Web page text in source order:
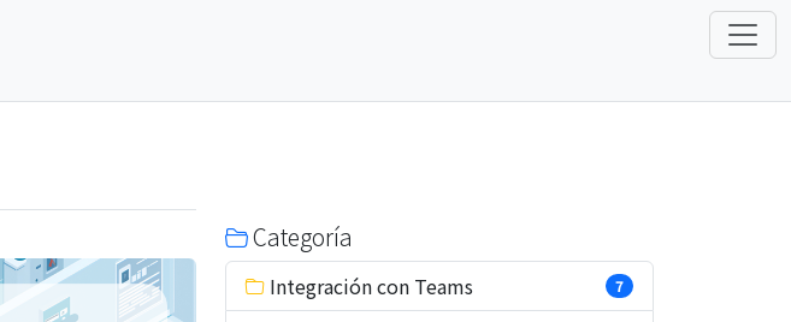
Categoría
Integración con Teams 7